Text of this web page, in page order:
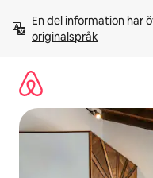
innehåll
En del information har
originalspråk